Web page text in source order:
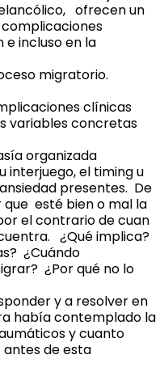
ofrecen un
incluso en la
migratorio.
clínicas
variables concretas
organizada
interjuego, el timing u
presentes. De
esté bien o mal la
el contrario de cuan
¿Qué implica?
¿Cuándo
¿Por qué no lo
y a resolver en
había contemplado la
y cuanto
de esta